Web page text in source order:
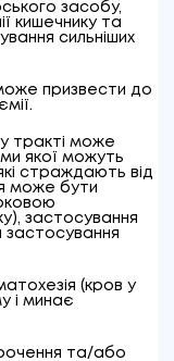
засобу,
кишечнику та
сильніших
призвести до
тракті може
якої можуть
страждають від
може бути
застосування
застосування
(кров у
і минає
та/або